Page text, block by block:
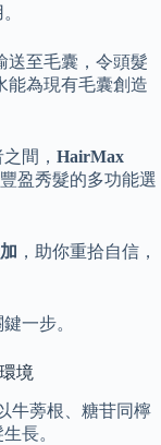
送至毛囊，令頭髮
能為現有毛囊創造
間， HairMax
盈秀髮的多功能選
，助你重拾自信，
一步。
境
牛蒡根、糖苷同檸
長。